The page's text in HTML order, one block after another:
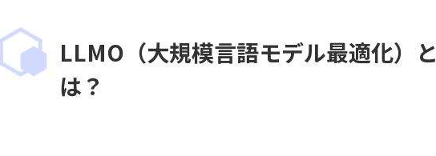
LLMO（大規模言語モデル最適化）と
は？